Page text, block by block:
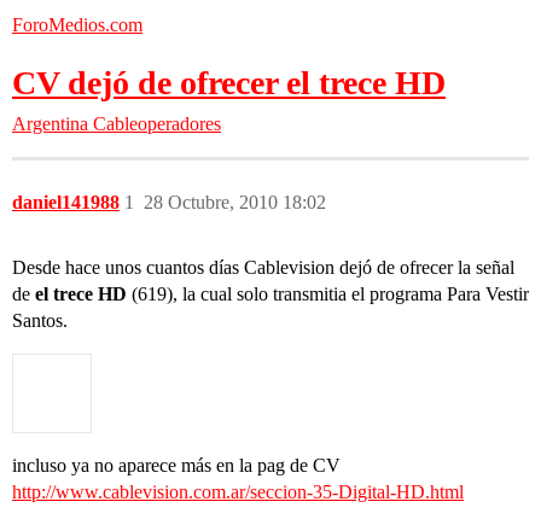
ForoMedios.com
CV dejó de ofrecer el trece HD
Argentina Cableoperadores
daniel141988 28 Octubre, 2010 18:02
1
Desde hace unos cuantos días Cablevision dejó de ofrecer la señal
de el trece HD (619), la cual solo transmitia el programa Para Vestir
Santos.
incluso ya no aparece más en la pag de CV
http://www.cablevision.com.ar/seccion-35-Digital-HD.html